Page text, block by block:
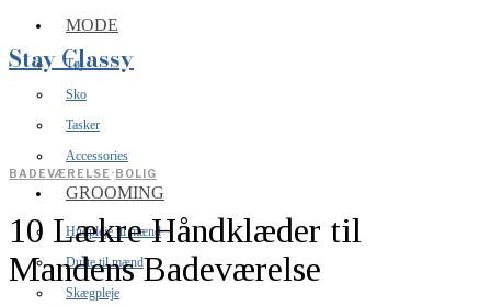
MODE
Tøj
Sko
Tasker
Accessories
GROOMING
Hudpleje til mænd
Dufte til mænd
Skægpleje
Stay Classy
BADEVÆRELSE ·BOLIG
10 Lækre Håndklæder til
Mandens Badeværelse